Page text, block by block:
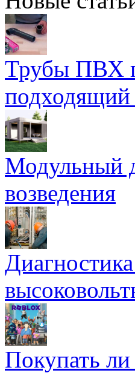
Трубы ПВХ
подходящий
Модульный
возведения
Покупать